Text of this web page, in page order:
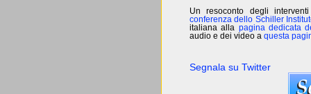
Un resoconto degli
conferenza dello Schiller
italiana alla pagina dedicata
audio e dei video a questa
Segnala su Twitter